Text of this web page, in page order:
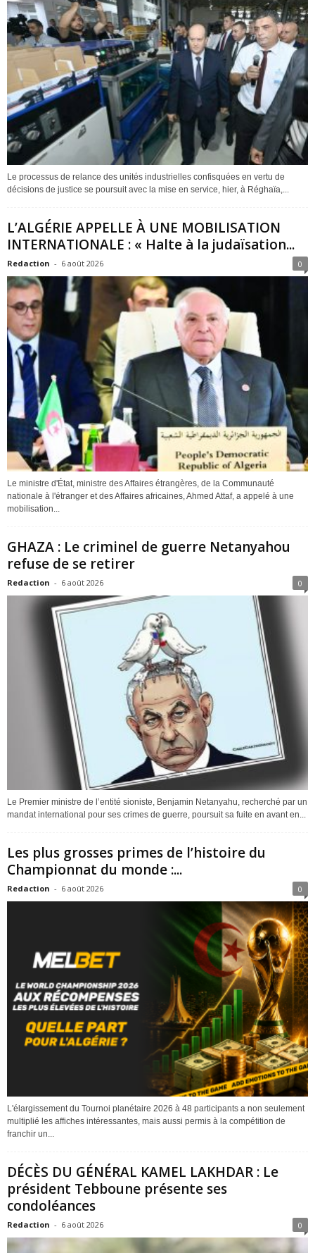
Le processus de relance des unités industrielles confisquées en vertu de
décisions de justice se poursuit avec la mise en service, hier, à Réghaïa,...
L’ALGÉRIE APPELLE À UNE MOBILISATION
INTERNATIONALE : « Halte à la judaïsation...
Redaction - 6 août 2026 0
Le ministre d'État, ministre des Affaires étrangères, de la Communauté
nationale à l'étranger et des Affaires africaines, Ahmed Attaf, a appelé à une
mobilisation...
GHAZA : Le criminel de guerre Netanyahou
refuse de se retirer
Redaction - 6 août 2026 0
Le Premier ministre de l’entité sioniste, Benjamin Netanyahu, recherché par un
mandat international pour ses crimes de guerre, poursuit sa fuite en avant en...
Les plus grosses primes de l’histoire du
Championnat du monde :...
Redaction - 6 août 2026 0
L'élargissement du Tournoi planétaire 2026 à 48 participants a non seulement
multiplié les affiches intéressantes, mais aussi permis à la compétition de
franchir un...
DÉCÈS DU GÉNÉRAL KAMEL LAKHDAR : Le
président Tebboune présente ses
condoléances
Redaction - 6 août 2026 0